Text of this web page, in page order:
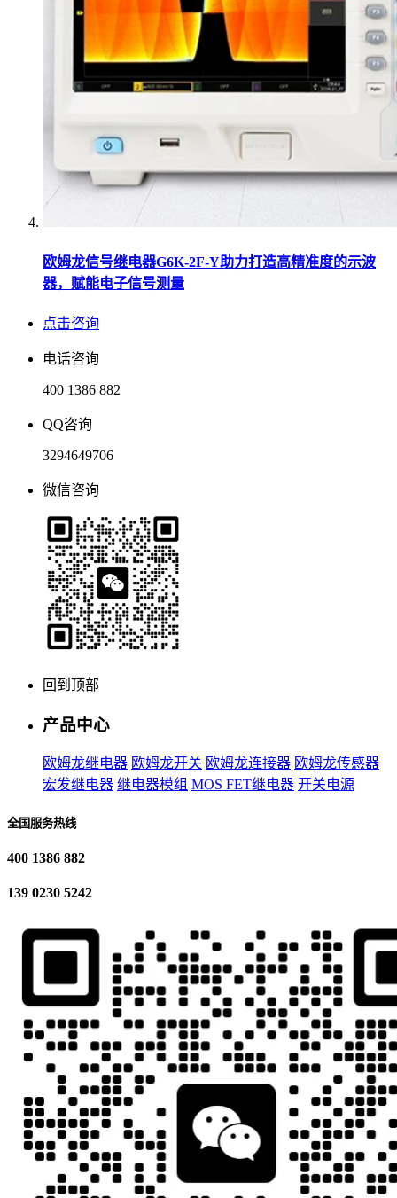
欧姆龙信号继电器G6K-2F-Y助力打造高精准度的示波
器，赋能电子信号测量
点击咨询
电话咨询
400 1386 882
QQ咨询
3294649706
微信咨询
回到顶部
产品中心
欧姆龙继电器 欧姆龙开关 欧姆龙连接器 欧姆龙传感器
宏发继电器 继电器模组 MOS FET继电器 开关电源
全国服务热线
400 1386 882
139 0230 5242